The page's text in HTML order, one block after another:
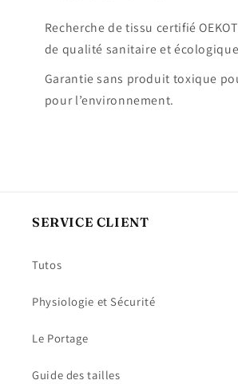
Recherche de tissu certifié
de qualité sanitaire et
Garantie sans produit toxique
pour l’environnement.
SERVICE CLIENT
Tutos
Physiologie et Sécurité
Le Portage
Guide des tailles